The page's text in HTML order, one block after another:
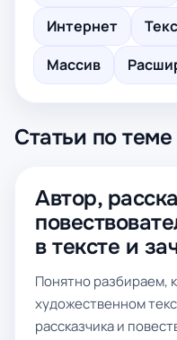
Интернет
Массив
Статьи по теме
Автор,
в тексте и
Понятно разбираем,
художественном
рассказчика и